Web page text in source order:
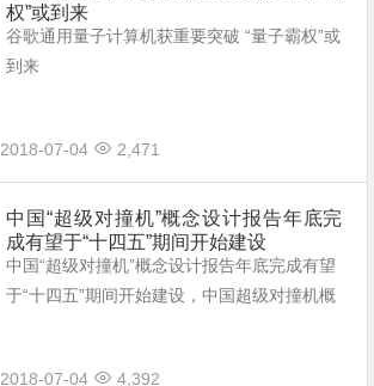
权”或到来
谷歌通用量子计算机获重要突破 “量子霸权”或
到来
2018-07-04 2,471
中国“超级对撞机”概念设计报告年底完
成有望于“十四五”期间开始建设
中国“超级对撞机”概念设计报告年底完成有望
于“十四五”期间开始建设，中国超级对撞机概
2018-07-04
4,392